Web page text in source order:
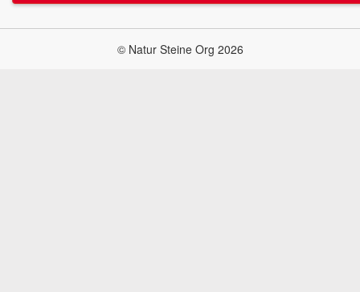
© Natur Steine Org 2026